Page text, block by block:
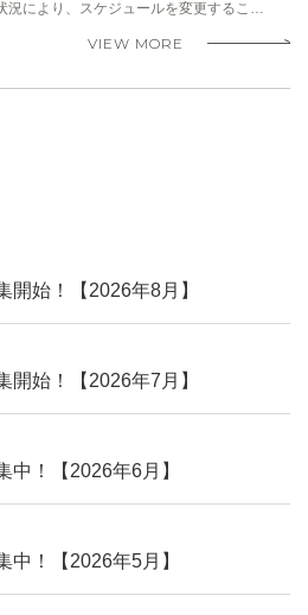
況により、スケジュールを変更するこ…
VIEW MORE
開始！【2026年8月】
開始！【2026年7月】
中！【2026年6月】
中！【2026年5月】